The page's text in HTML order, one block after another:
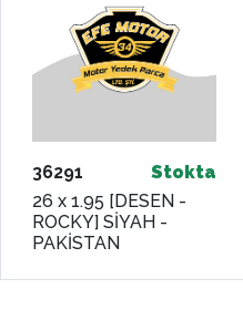
36291
Stokta
26 x 1.95 [DESEN -
ROCKY] SİYAH -
PAKİSTAN